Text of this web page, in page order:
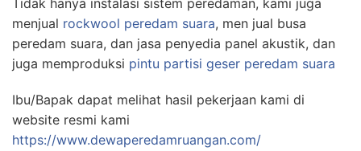
Tidak hanya instalasi sistem peredaman, kami juga
menjual rockwool peredam suara, men jual busa
peredam suara, dan jasa penyedia panel akustik, dan
juga memproduksi pintu partisi geser peredam suara
Ibu/Bapak dapat melihat hasil pekerjaan kami di
website resmi kami
https://www.dewaperedamruangan.com/